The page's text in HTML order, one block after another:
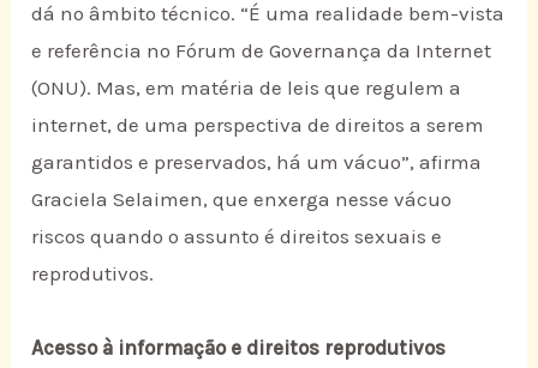
dá no âmbito técnico. “É uma realidade bem-vista
e referência no Fórum de Governança da Internet
(ONU). Mas, em matéria de leis que regulem a
internet, de uma perspectiva de direitos a serem
garantidos e preservados, há um vácuo”, afirma
Graciela Selaimen, que enxerga nesse vácuo
riscos quando o assunto é direitos sexuais e
reprodutivos.
Acesso à informação e direitos reprodutivos